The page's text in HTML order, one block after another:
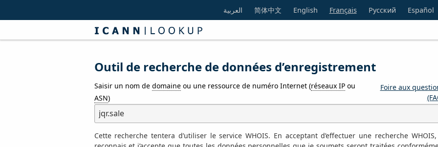
العربية 简体中文 English Français Русский Español
Outil de recherche de données d’enregistrement
Saisir un nom de domaineou une ressource de numéro Internet (réseaux IPou
ASN)
Foire aux
Cette recherche tentera d’utiliser le service WHOIS. En acceptant d’effectuer une recherche